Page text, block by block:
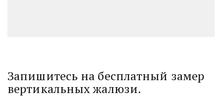
Запишитесь на бесплатный замер
вертикальных жалюзи.